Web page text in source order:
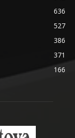
636
527
386
371
166